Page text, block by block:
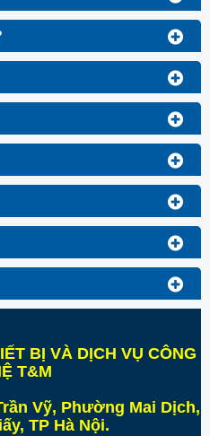
BỊ VÀ DỊCH VỤ CÔNG
T&M
Vỹ, Phường Mai Dịch,
TP Hà Nội.